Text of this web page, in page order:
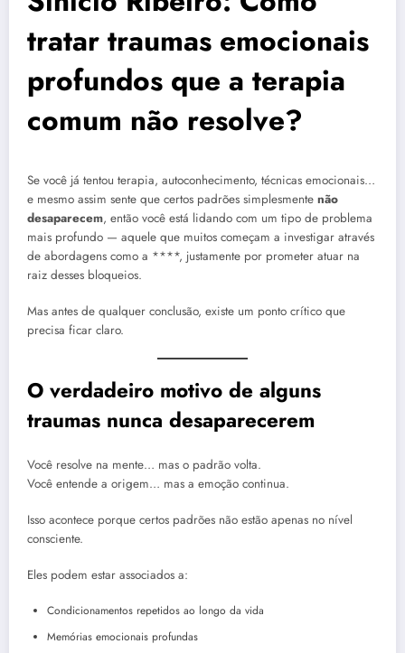
tratar traumas emocionais
profundos que a terapia
comum não resolve?
Se você já tentou terapia, autoconhecimento, técnicas emocionais…
e mesmo assim sente que certos padrões simplesmente não
desaparecem, então você está lidando com um tipo de problema
mais profundo — aquele que muitos começam a investigar através
de abordagens como a ****, justamente por prometer atuar na
raiz desses bloqueios.
Mas antes de qualquer conclusão, existe um ponto crítico que
precisa ficar claro.
O verdadeiro motivo de alguns
traumas nunca desaparecerem
Você resolve na mente… mas o padrão volta.
Você entende a origem… mas a emoção continua.
Isso acontece porque certos padrões não estão apenas no nível
consciente.
Eles podem estar associados a:
Condicionamentos repetidos ao longo da vida
Memórias emocionais profundas